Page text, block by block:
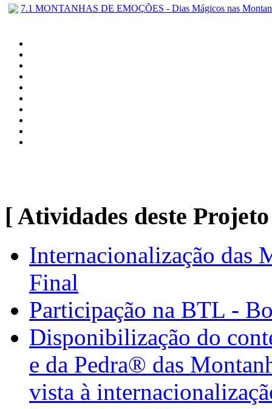
7.1 MONTANHAS DE EMOÇÕES - Dias Mágicos nas
[ Atividades deste
Internacionalização das
Final
Participação na BTL -
Disponibilização do
e da Pedra® das
vista à